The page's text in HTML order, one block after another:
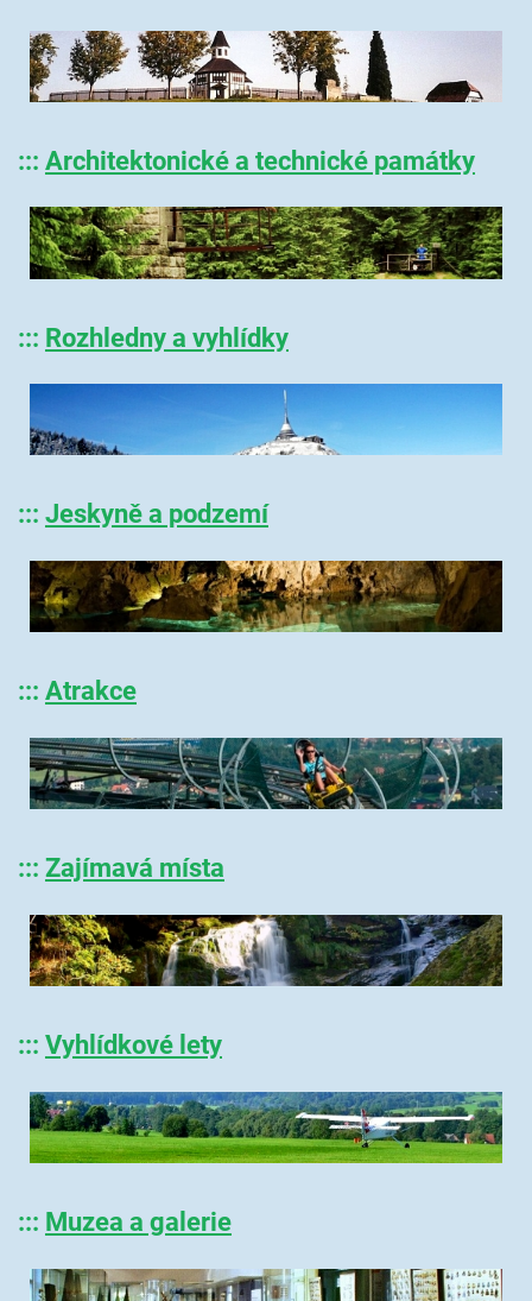
::: Architektonické a technické památky
::: Rozhledny a vyhlídky
::: Jeskyně a podzemí
::: Atrakce
::: Zajímavá místa
::: Vyhlídkové lety
::: Muzea a galerie